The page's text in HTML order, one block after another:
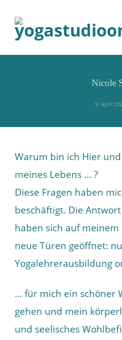
Nicole
9. April
Warum bin ich Hier
meines Lebens … ?
Diese Fragen haben
beschäftigt. Die
haben sich auf
neue Türen geöffnet:
Yogalehrerausbildung
… für mich ein schöner
gehen und mein
und seelisches